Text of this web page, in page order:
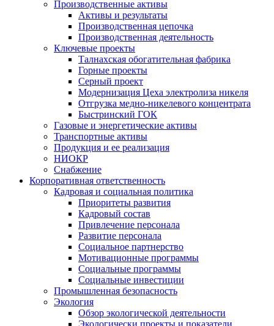
Производственные активы
Активы и результаты
Производственная цепочка
Производственная деятельность
Ключевые проекты
Талнахская обогатительная фабрика
Горные проекты
Серный проект
Модернизация Цеха электролиза никеля
Отгрузка медно-никелевого концентрата
Быстринский ГОК
Газовые и энергетические активы
Транспортные активы
Продукция и ее реализация
НИОКР
Снабжение
Корпоративная ответственность
Кадровая и социальная политика
Приоритеты развития
Кадровый состав
Привлечение персонала
Развитие персонала
Социальное партнерство
Мотивационные программы
Социальные программы
Социальные инвестиции
Промышленная безопасность
Экология
Обзор экологической деятельности
Экологически проекты и показатели